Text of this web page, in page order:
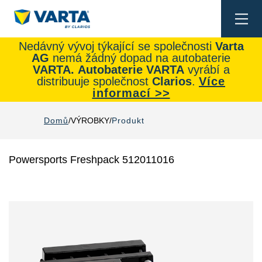
Nedávný vývoj týkající se společnosti Varta
AG nemá žádný dopad na autobaterie
VARTA. Autobaterie VARTAvyrábí a
distribuuje společnost Clarios. Více
informací >>
Domů VÝROBKY Produkt
Powersports Freshpack 512011016